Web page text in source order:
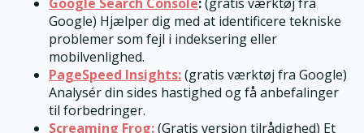
Google) Hjælper dig med at identificere tekniske
problemer som fejl i indeksering eller
mobilvenlighed.
PageSpeed Insights:(gratis værktøj fra Google)
Analysér din sides hastighed og få anbefalinger
til forbedringer.
Screaming Frog:(Gratis version tilrådighed) Et